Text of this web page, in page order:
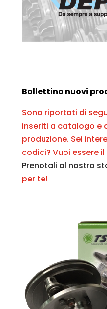
Bollettino nuovi
Sono riportati di
inseriti a catalogo e
produzione. Sei
codici? Vuoi essere
Prenotali al nostro
per te!